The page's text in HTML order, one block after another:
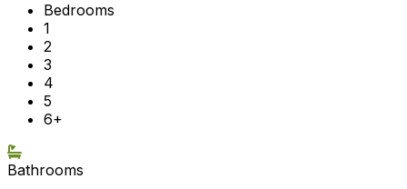
Bedrooms
1
2
3
4
5
6+
Bathrooms